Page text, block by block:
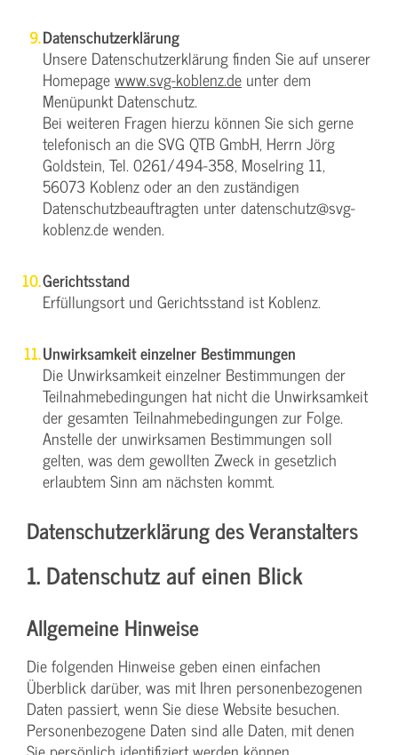
Datenschutzerklärung
Unsere Datenschutzerklärung finden Sie auf unserer
Homepagewww.svg-koblenz.de unter dem
Menüpunkt Datenschutz.
Bei weiteren Fragen hierzu können Sie sich gerne
telefonisch an die SVG QTB GmbH, Herrn Jörg
Goldstein, Tel. 0261/494-358, Moselring 11,
56073 Koblenz oder an den zuständigen
Datenschutzbeauftragten unter datenschutz@svg-
koblenz.de wenden.
Gerichtsstand
Erfüllungsort und Gerichtsstand ist Koblenz.
Unwirksamkeit einzelner Bestimmungen
Die Unwirksamkeit einzelner Bestimmungen der
Teilnahmebedingungen hat nicht die Unwirksamkeit
der gesamten Teilnahmebedingungen zur Folge.
Anstelle der unwirksamen Bestimmungen soll
gelten, was dem gewollten Zweck in gesetzlich
erlaubtem Sinn am nächsten kommt.
Datenschutzerklärung des Veranstalters
1. Datenschutz auf einen Blick
Allgemeine Hinweise
Die folgenden Hinweise geben einen einfachen
Überblick darüber, was mit Ihren personenbezogenen
Daten passiert, wenn Sie diese Website besuchen.
Personenbezogene Daten sind alle Daten, mit denen